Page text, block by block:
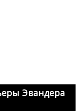
Эвандера